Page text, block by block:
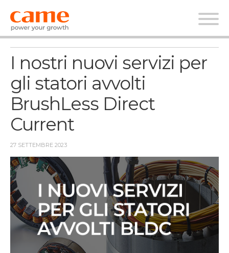
News
I nostri nuovi servizi per
gli statori avvolti
BrushLess Direct
Current
27 SETTEMBRE 2023